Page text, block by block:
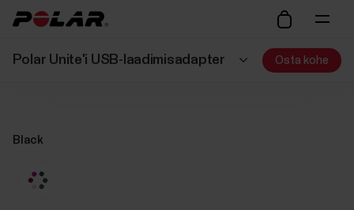
Polar Unite'i USB-laadimisadapter Osta kohe
Black